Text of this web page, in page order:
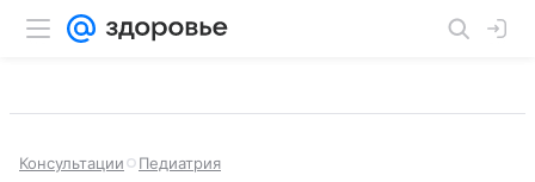
Консультации Педиатрия